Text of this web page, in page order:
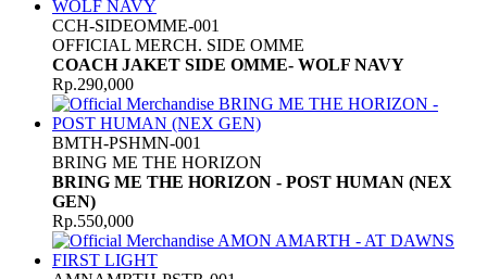
CCH-SIDEOMME-001
OFFICIAL MERCH. SIDE OMME
COACH JAKET SIDE OMME- WOLF NAVY
Rp.290,000
BMTH-PSHMN-001
BRING ME THE HORIZON
BRING ME THE HORIZON - POST HUMAN (NEX
GEN)
Rp.550,000